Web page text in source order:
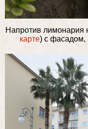
Напротив лимонария
карте) с фасадом,